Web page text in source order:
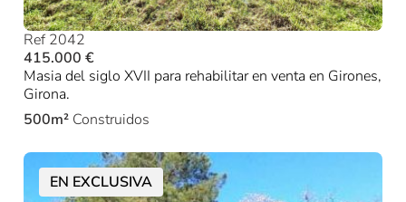
Ref 2042
415.000 €
Masia del siglo XVII para rehabilitar en venta en Girones,
Girona.
500m² Construidos
EN EXCLUSIVA